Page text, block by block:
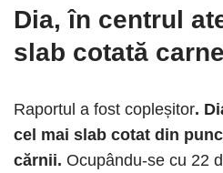
Dia, în centrul
slab cotată carne
Raportul a fost copleșitor.
cel mai slab cotat din
cărnii. Ocupându-se cu 22